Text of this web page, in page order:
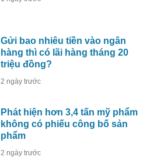
Gửi bao nhiêu tiền vào ngân
hàng thì có lãi hàng tháng 20
triệu đồng?
2 ngày trước
Phát hiện hơn 3,4 tấn mỹ phẩm
không có phiếu công bố sản
phẩm
2 ngày trước